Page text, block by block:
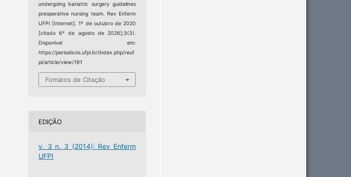
undergoing bariatric surgery guidelines
preoperative nursing team. Rev Enferm
UFPI [Internet]. 1º de outubro de 2020
[citado 6º de agosto de 2026];3(3).
Disponível em:
https://periodicos.ufpi.br/index.php/reuf
pi/article/view/191
Fomatos de Citação
EDIÇÃO
v. 3 n. 3 (2014): Rev Enferm
UFPI